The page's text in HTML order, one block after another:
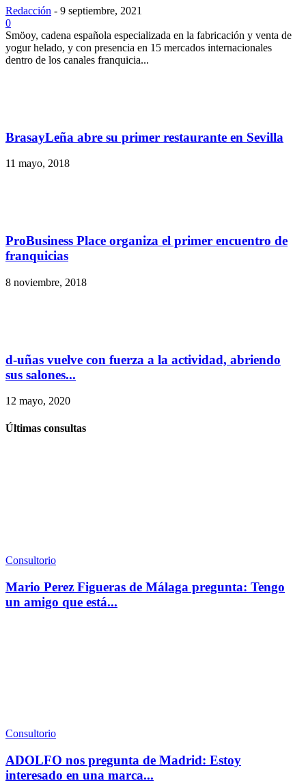
Redacción - 9 septiembre, 2021
0
Smöoy, cadena española especializada en la fabricación y venta de
yogur helado, y con presencia en 15 mercados internacionales
dentro de los canales franquicia...
BrasayLeña abre su primer restaurante en Sevilla
11 mayo, 2018
ProBusiness Place organiza el primer encuentro de
franquicias
8 noviembre, 2018
d-uñas vuelve con fuerza a la actividad, abriendo
sus salones...
12 mayo, 2020
Últimas consultas
Consultorio
Mario Perez Figueras de Málaga pregunta: Tengo
un amigo que está...
Consultorio
ADOLFO nos pregunta de Madrid: Estoy
interesado en una marca...